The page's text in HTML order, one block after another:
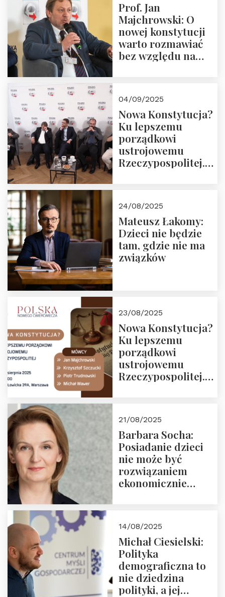
Prof. Jan
Majchrowski: O
nowej konstytucji
warto rozmawiać
bez względu na
04/09/2025
Nowa Konstytucja?
Ku lepszemu
porządkowi
ustrojowemu
Rzeczypospolitej.
24/08/2025
Mateusz Łakomy:
Dzieci nie będzie
tam, gdzie nie ma
związków
23/08/2025
Nowa Konstytucja?
Ku lepszemu
porządkowi
ustrojowemu
Rzeczypospolitej.
Nowego
Ćwierćwiecza”
21/08/2025
Barbara Socha:
Posiadanie dzieci
nie może być
rozwiązaniem
ekonomicznie
14/08/2025
Michał Ciesielski:
Polityka
demograficzna to
nie dziedzina
polityki, a jej